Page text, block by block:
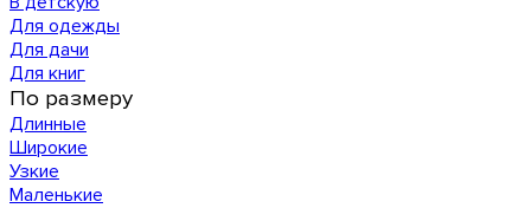
Для одежды
Для дачи
Для книг
По размеру
Длинные
Широкие
Узкие
Маленькие